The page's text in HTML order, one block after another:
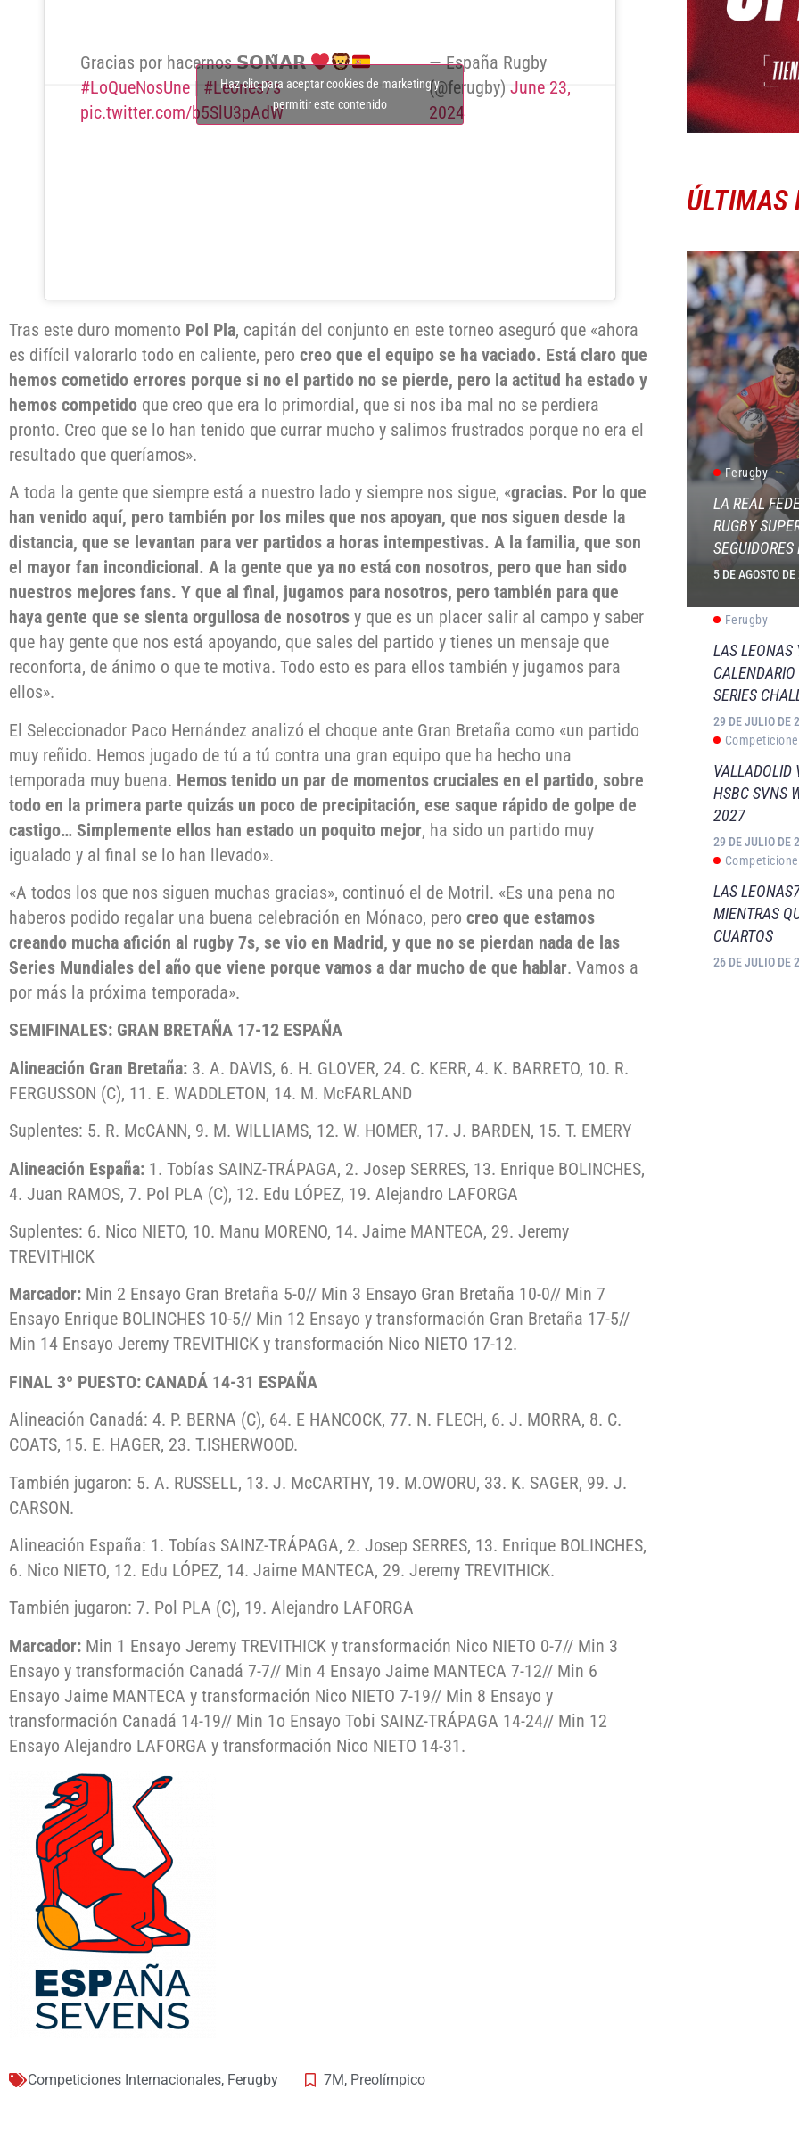
Gracias por hacernos 𝗦𝗢𝗡̃𝗔𝗥
#LoQueNosUne | #Leones7s
pic.twitter.com/b5SlU3pAdW
— España Rugby
(@ferugby)June 23,
2024
Haz clic para aceptar cookies de marketing y
permitir este contenido
Tras este duro momento Pol Pla, capitán del conjunto en este torneo aseguró que «ahora
es difícil valorarlo todo en caliente, pero creo que el equipo se ha vaciado. Está claro que
hemos cometido errores porque si no el partido no se pierde, pero la actitud ha estado y
hemos competido que creo que era lo primordial, que si nos iba mal no se perdiera
pronto. Creo que se lo han tenido que currar mucho y salimos frustrados porque no era el
resultado que queríamos».
A toda la gente que siempre está a nuestro lado y siempre nos sigue, «gracias. Por lo que
han venido aquí, pero también por los miles que nos apoyan, que nos siguen desde la
distancia, que se levantan para ver partidos a horas intempestivas. A la familia, que son
el mayor fan incondicional. A la gente que ya no está con nosotros, pero que han sido
nuestros mejores fans. Y que al final, jugamos para nosotros, pero también para que
haya gente que se sienta orgullosa de nosotros y que es un placer salir al campo y saber
que hay gente que nos está apoyando, que sales del partido y tienes un mensaje que
reconforta, de ánimo o que te motiva. Todo esto es para ellos también y jugamos para
ellos».
El Seleccionador Paco Hernández analizó el choque ante Gran Bretaña como «un partido
muy reñido. Hemos jugado de tú a tú contra una gran equipo que ha hecho una
temporada muy buena. Hemos tenido un par de momentos cruciales en el partido, sobre
todo en la primera parte quizás un poco de precipitación, ese saque rápido de golpe de
castigo… Simplemente ellos han estado un poquito mejor, ha sido un partido muy
igualado y al final se lo han llevado».
«A todos los que nos siguen muchas gracias», continuó el de Motril. «Es una pena no
haberos podido regalar una buena celebración en Mónaco, pero creo que estamos
creando mucha afición al rugby 7s, se vio en Madrid, y que no se pierdan nada de las
Series Mundiales del año que viene porque vamos a dar mucho de que hablar. Vamos a
por más la próxima temporada».
SEMIFINALES: GRAN BRETAÑA 17-12 ESPAÑA
Alineación Gran Bretaña: 3. A. DAVIS, 6. H. GLOVER, 24. C. KERR, 4. K. BARRETO, 10. R.
FERGUSSON (C), 11. E. WADDLETON, 14. M. McFARLAND
Suplentes: 5. R. McCANN, 9. M. WILLIAMS, 12. W. HOMER, 17. J. BARDEN, 15. T. EMERY
Alineación España: 1. Tobías SAINZ-TRÁPAGA, 2. Josep SERRES, 13. Enrique BOLINCHES,
4. Juan RAMOS, 7. Pol PLA (C), 12. Edu LÓPEZ, 19. Alejandro LAFORGA
Suplentes: 6. Nico NIETO, 10. Manu MORENO, 14. Jaime MANTECA, 29. Jeremy
TREVITHICK
Marcador: Min 2 Ensayo Gran Bretaña 5-0// Min 3 Ensayo Gran Bretaña 10-0// Min 7
Ensayo Enrique BOLINCHES 10-5// Min 12 Ensayo y transformación Gran Bretaña 17-5//
Min 14 Ensayo Jeremy TREVITHICK y transformación Nico NIETO 17-12.
FINAL 3º PUESTO: CANADÁ 14-31 ESPAÑA
Alineación Canadá: 4. P. BERNA (C), 64. E HANCOCK, 77. N. FLECH, 6. J. MORRA, 8. C.
COATS, 15. E. HAGER, 23. T.ISHERWOOD.
También jugaron: 5. A. RUSSELL, 13. J. McCARTHY, 19. M.OWORU, 33. K. SAGER, 99. J.
CARSON.
Alineación España: 1. Tobías SAINZ-TRÁPAGA, 2. Josep SERRES, 13. Enrique BOLINCHES,
6. Nico NIETO, 12. Edu LÓPEZ, 14. Jaime MANTECA, 29. Jeremy TREVITHICK.
También jugaron: 7. Pol PLA (C), 19. Alejandro LAFORGA
Marcador: Min 1 Ensayo Jeremy TREVITHICK y transformación Nico NIETO 0-7// Min 3
Ensayo y transformación Canadá 7-7// Min 4 Ensayo Jaime MANTECA 7-12// Min 6
Ensayo Jaime MANTECA y transformación Nico NIETO 7-19// Min 8 Ensayo y
transformación Canadá 14-19// Min 1o Ensayo Tobi SAINZ-TRÁPAGA 14-24// Min 12
Ensayo Alejandro LAFORGA y transformación Nico NIETO 14-31.
Competiciones Internacionales, Ferugby 7M, Preolímpico
ÚLTIMAS
Ferugby
LA REAL
RUGBY
5 DE AGOSTO
Ferugby
LAS LEONAS
SERIES
29 DE JULIO DE
VALLADOLID
HSBC SVNS
2027
29 DE JULIO DE
LAS
MIENTRAS
CUARTOS
26 DE JULIO DE